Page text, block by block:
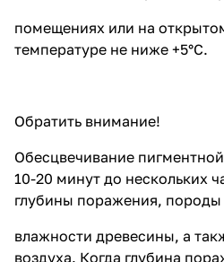
помещениях или на
температуре не ниже +5°С.
Обратить внимание!
Обесцвечивание
10-20 минут до нескольких
глубины поражения, породы
влажности древесины, а
воздуха. Когда глубина